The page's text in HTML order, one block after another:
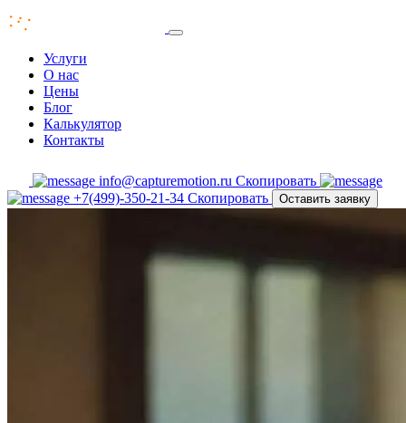
Услуги
О нас
Цены
Блог
Калькулятор
Контакты
info@capturemotion.ru Скопировать
+7(499)-350-21-34 Скопировать Оставить заявку